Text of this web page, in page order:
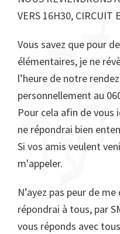
VERS 16H30, CIRCUIT
Vous savez que pour
élémentaires, je ne
l’heure de notre
personnellement au
Pour cela afin de
ne répondrai bien
Si vos amis veulent
m'appeler.
N’ayez pas peur de
répondrai à tous, par
vous réponds avec